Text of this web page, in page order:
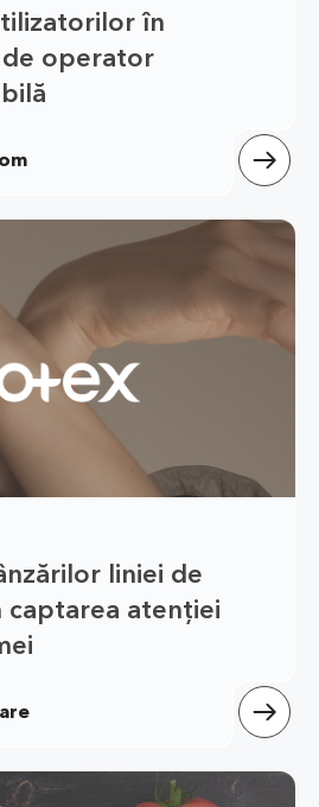
în
operator
liniei de
captarea atenției